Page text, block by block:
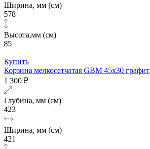
Ширина, мм (см)
578
Высота,мм (см)
85
Купить
Корзина мелкосетчатая GBM 45х30 графит
1 300 ₽
Глубина, мм (см)
423
Ширина, мм (см)
421